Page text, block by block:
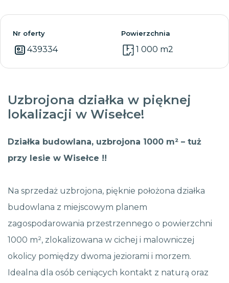
Nr oferty
439334
Powierzchnia
1 000 m2
Uzbrojona działka w pięknej
lokalizacji w Wisełce!
Działka budowlana, uzbrojona 1000 m² – tuż
przy lesie w Wisełce !!
Na sprzedaż uzbrojona, pięknie położona działka
budowlana z miejscowym planem
zagospodarowania przestrzennego o powierzchni
1000 m², zlokalizowana w cichej i malowniczej
okolicy pomiędzy dwoma jeziorami i morzem.
Idealna dla osób ceniących kontakt z naturą oraz